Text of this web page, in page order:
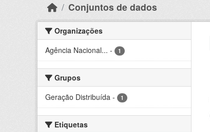
Conjuntos de dados
Organizações
Agência Nacional... - 1
Grupos
Geração Distribuída - 1
Etiquetas